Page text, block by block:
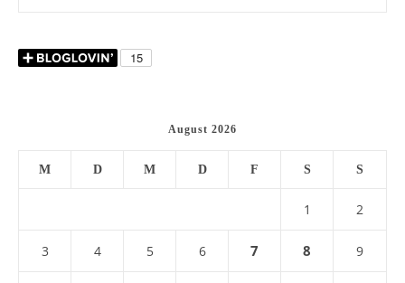
August 2026
M D M D F S S
1 2
3 4 5 6 7 8 9